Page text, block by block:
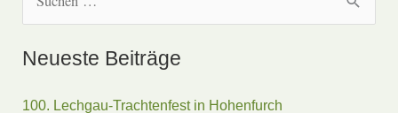
c
e
Neueste Beiträge
100. Lechgau-Trachtenfest in Hohenfurch